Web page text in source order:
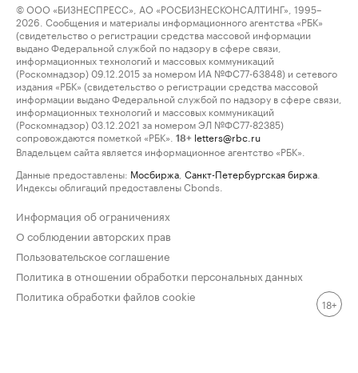
© ООО «БИЗНЕСПРЕСС», АО «РОСБИЗНЕСКОНСАЛТИНГ», 1995–
2026. Сообщения и материалы информационного агентства «РБК»
(свидетельство о регистрации средства массовой информации
выдано Федеральной службой по надзору в сфере связи,
информационных технологий и массовых коммуникаций
(Роскомнадзор) 09.12.2015 за номером ИА №ФС77-63848) и сетевого
издания «РБК» (свидетельство о регистрации средства массовой
информации выдано Федеральной службой по надзору в сфере связи,
информационных технологий и массовых коммуникаций
(Роскомнадзор) 03.12.2021 за номером ЭЛ №ФС77-82385)
сопровождаются пометкой «РБК».
18+ letters@rbc.ru
Владельцем сайта является информационное агентство «РБК».
Данные предоставлены: Мосбиржа Санкт-Петербургская биржа
Индексы облигаций предоставлены Cbonds.
Информация об ограничениях
О соблюдении авторских прав
Пользовательское соглашение
Политика в отношении обработки персональных данных
Политика обработки файлов cookie
18+